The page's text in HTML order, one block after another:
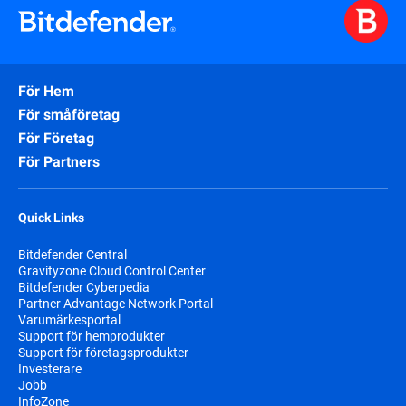
För Hem
För småföretag
För Företag
För Partners
Quick Links
Bitdefender Central
Gravityzone Cloud Control Center
Bitdefender Cyberpedia
Partner Advantage Network Portal
Varumärkesportal
Support för hemprodukter
Support för företagsprodukter
Investerare
Jobb
InfoZone